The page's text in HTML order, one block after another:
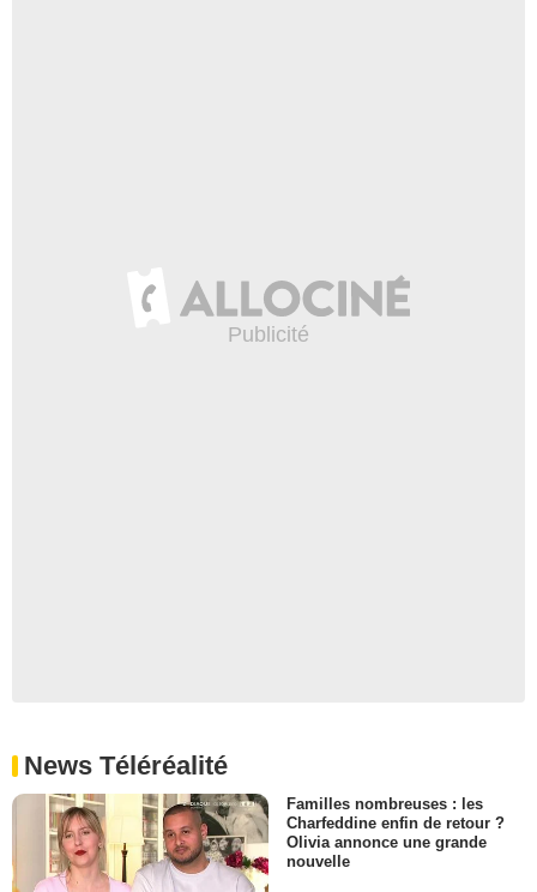
News Téléréalité
Familles nombreuses : les
Charfeddine enfin de retour ?
Olivia annonce une grande
nouvelle